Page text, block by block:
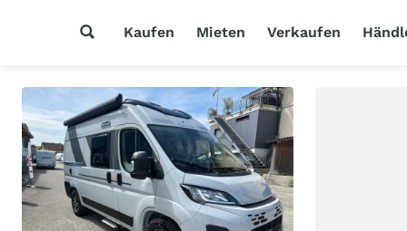
Kaufen Mieten Verkaufen